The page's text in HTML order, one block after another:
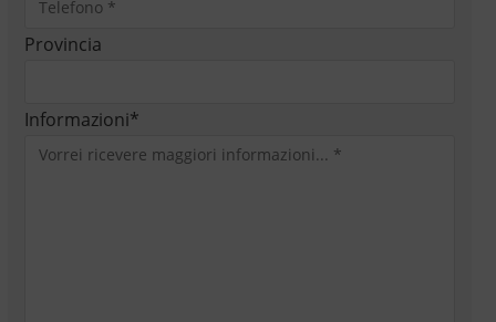
Provincia
Informazioni*